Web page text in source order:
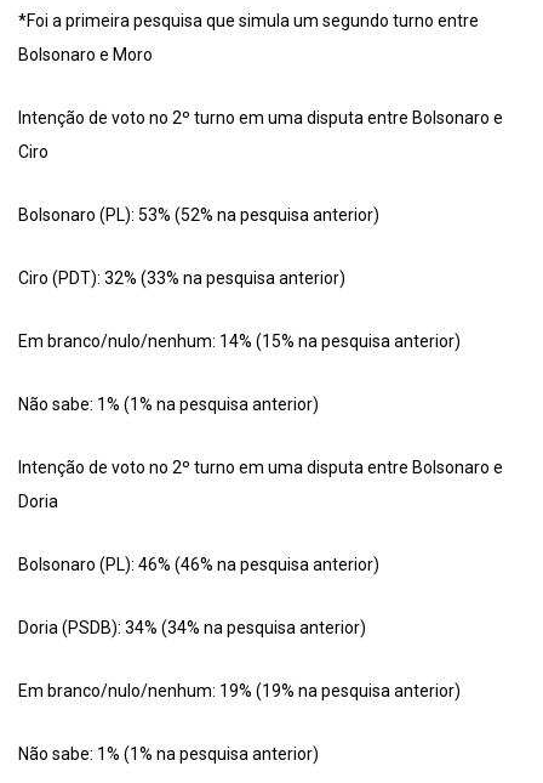
*Foi a primeira pesquisa que simula um segundo turno entre
Bolsonaro e Moro
Intenção de voto no 2º turno em uma disputa entre Bolsonaro e
Ciro
Bolsonaro (PL): 53% (52% na pesquisa anterior)
Ciro (PDT): 32% (33% na pesquisa anterior)
Em branco/nulo/nenhum: 14% (15% na pesquisa anterior)
Não sabe: 1% (1% na pesquisa anterior)
Intenção de voto no 2º turno em uma disputa entre Bolsonaro e
Doria
Bolsonaro (PL): 46% (46% na pesquisa anterior)
Doria (PSDB): 34% (34% na pesquisa anterior)
Em branco/nulo/nenhum: 19% (19% na pesquisa anterior)
Não sabe: 1% (1% na pesquisa anterior)